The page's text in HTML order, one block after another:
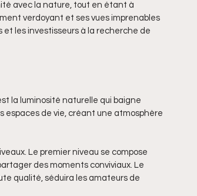
avec la nature, tout en étant à
verdoyant et ses vues imprenables
les investisseurs à la recherche de
la luminosité naturelle qui baigne
espaces de vie, créant une atmosphère
Le premier niveau se compose
des moments conviviaux. Le
qualité, séduira les amateurs de